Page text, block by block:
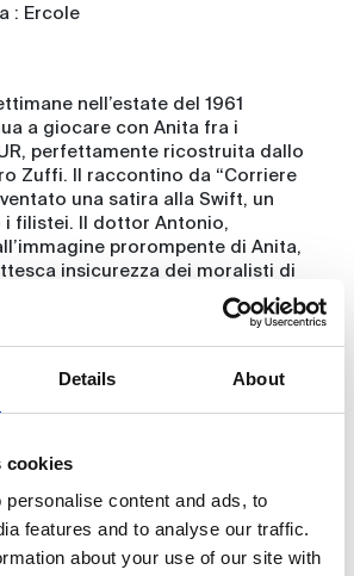
Details About
cookies
content and ads, to
features and to analyse our traffic.
about your use of our site with
: Ercole
nell’estate del 1961
a giocare con Anita fra i
perfettamente ricostruita dallo
Zuffi. Il raccontino da “Corriere
una satira alla Swift, un
filistei. Il dottor Antonio,
prorompente di Anita,
insicurezza dei moralisti di
però, è nervosa. Non è più la
di La dolce vita, è una star di
e lo sa. Le nuove
Neppure Fellini riuscirebbe
scalza a Caracalla per notti
notturni dell’EUR in miniatura,
perché non sapeva di dover fare
e voleva una parte vera. Sta
roulotte a guardare la tv. Ma sul